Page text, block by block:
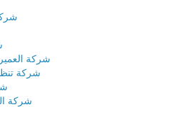
شركة
شركة
شركة